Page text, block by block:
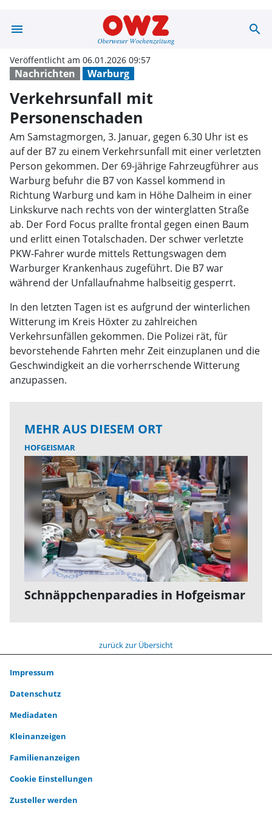
menu Verkehrsunfallsearch
Nachrichten Warburg
Veröffentlicht am 06.01.2026 09:57
Verkehrsunfall mit
Personenschaden
Am Samstagmorgen, 3. Januar, gegen 6.30 Uhr ist es
auf der B7 zu einem Verkehrsunfall mit einer verletzten
Person gekommen. Der 69-jährige Fahrzeugführer aus
Warburg befuhr die B7 von Kassel kommend in
Richtung Warburg und kam in Höhe Dalheim in einer
Linkskurve nach rechts von der winterglatten Straße
ab. Der Ford Focus prallte frontal gegen einen Baum
und erlitt einen Totalschaden. Der schwer verletzte
PKW-Fahrer wurde mittels Rettungswagen dem
Warburger Krankenhaus zugeführt. Die B7 war
während der Unfallaufnahme halbseitig gesperrt.
In den letzten Tagen ist es aufgrund der winterlichen
Witterung im Kreis Höxter zu zahlreichen
Verkehrsunfällen gekommen. Die Polizei rät, für
bevorstehende Fahrten mehr Zeit einzuplanen und die
Geschwindigkeit an die vorherrschende Witterung
anzupassen.
MEHR AUS DIESEM ORT
HOFGEISMAR
Schnäppchenparadies in Hofgeismar
zurück zur Übersicht
Impressum
Datenschutz
Mediadaten
Kleinanzeigen
Familienanzeigen
Cookie Einstellungen
Zusteller werden